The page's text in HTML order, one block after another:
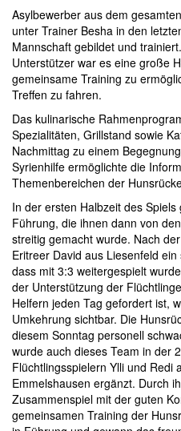
Asylbewerber aus dem
unter Trainer Besha in den
Mannschaft gebildet und
Unterstützer war es eine große
gemeinsame Training zu
Treffen zu fahren.
Das kulinarische
Spezialitäten, Grillstand sowie
Nachmittag zu einem
Syrienhilfe ermöglichte die
Themenbereichen der
In der ersten Halbzeit des
Führung, die ihnen dann von
streitig gemacht wurde. Nach
Eritreer David aus Liesenfeld
dass mit 3:3 weitergespielt
der Unterstützung der
Helfern jeden Tag gefordert ist,
Umkehrung sichtbar. Die
diesem Sonntag personell
wurde auch dieses Team in der
Flüchtlingsspielern Ylli und Redi
Emmelshausen ergänzt. Durch
Zusammenspiel mit der guten
gemeinsamen Training der